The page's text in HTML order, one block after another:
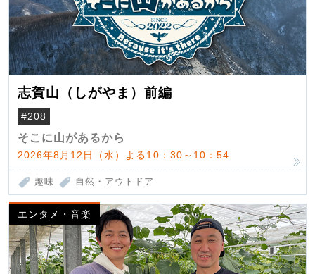
志賀山（しがやま）前編
#208
そこに山があるから
2026年8月12日（水）よる10：30～10：54
趣味 自然・アウトドア
エンタメ・音楽